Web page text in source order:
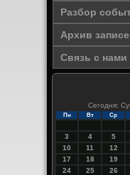
Разбор
Архив
Связь с нами
Сегодня:
Пн Вт Ср
3
4 5
10
11 12
17
18 19
24
25 26